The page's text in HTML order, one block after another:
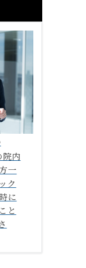
内
一
ク
に
と